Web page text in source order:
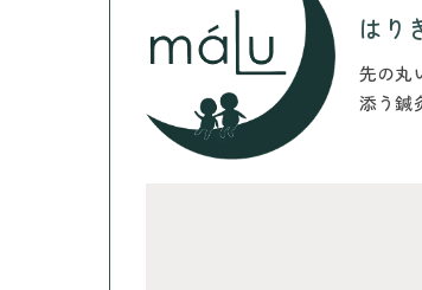
はり
先の丸
添う鍼